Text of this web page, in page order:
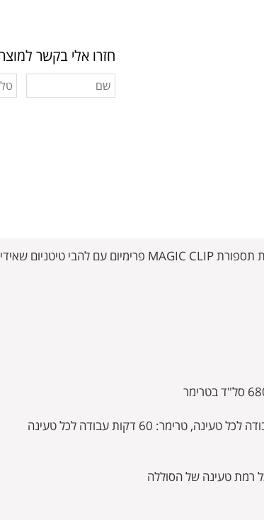
חזרו אלי בקשר
רמת טעינה של הסוללה